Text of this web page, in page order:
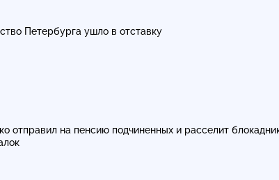
Петербурга ушло в отставку
отправил на пенсию подчиненных и расселит